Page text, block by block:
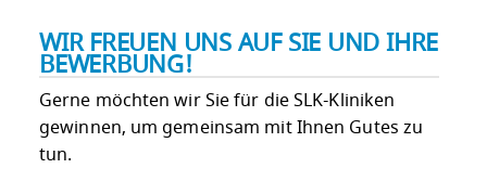
WIR FREUEN UNS AUF SIE UND IHRE
BEWERBUNG!
Gerne möchten wir Sie für die SLK-Kliniken
gewinnen, um gemeinsam mit Ihnen Gutes zu
tun.